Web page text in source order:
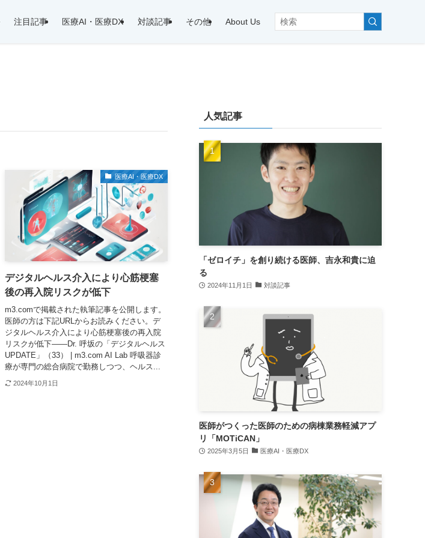
注目記事 医療AI・医療DX 対談記事 その他 About Us
医療AI・医療DX
デジタルヘルス介入により心筋梗塞
後の再入院リスクが低下
m3.comで掲載された執筆記事を公開します。
医師の方は下記URLからお読みください。デ
ジタルヘルス介入により心筋梗塞後の再入院
リスクが低下――Dr. 呼坂の「デジタルヘルス
UPDATE」（33） | m3.com AI Lab 呼吸器診
療が専門の総合病院で勤務しつつ、ヘルス...
2024年10月1日
人気記事
「ゼロイチ」を創り続ける医師、吉永和貴に迫
る
2024年11月1日 対談記事
医師がつくった医師のための病棟業務軽減アプ
リ「MOTiCAN」
2025年3月5日 医療AI・医療DX